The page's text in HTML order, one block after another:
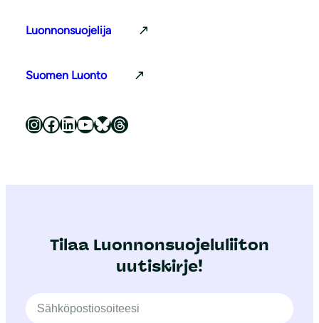
Luonnonsuojelija
Suomen Luonto
Luonnonsuojeluliitto Instagramissa Luonnonsuojeluliitto Facebookissa Luonnonsuojeluliitto LinkedInissä Luonnonsuojeluliiton YouTube-kanava Luonnonsuojeluliitto Blueskyssa Luonnonsuojeluliitto Threadsissa
Tilaa Luonnonsuojeluliiton
uutiskirje!